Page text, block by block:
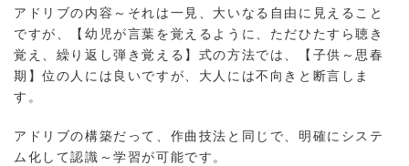
アドリブの内容～それは一見、大いなる自由に見えること
ですが、【幼児が言葉を覚えるように、ただひたすら聴き
覚え、繰り返し弾き覚える】式の方法では、【子供～思春
期】位の人には良いですが、大人には不向きと断言しま
す。
アドリブの構築だって、作曲技法と同じで、明確にシステ
ム化して認識～学習が可能です。